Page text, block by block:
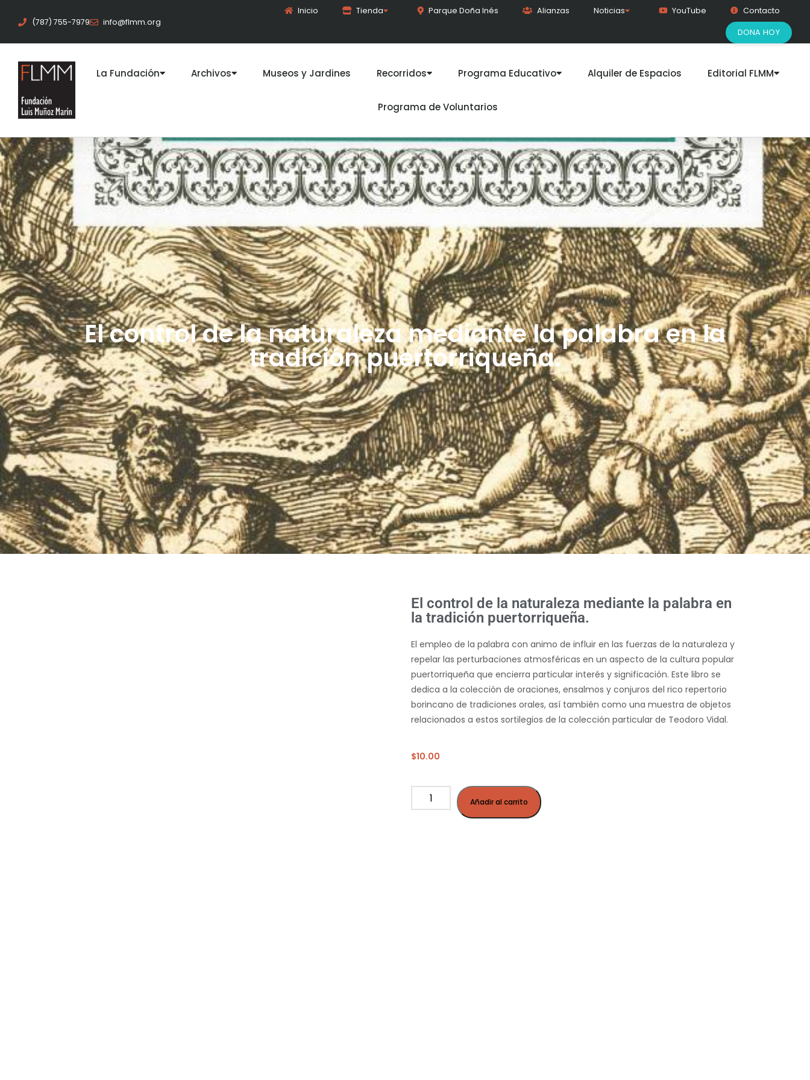
(787) 755-7979 info@flmm.org
Inicio Tienda Parque Doña Inés Alianzas Noticias YouTube Contacto
DONA HOY
La Fundación Archivos Museos y Jardines Recorridos Programa Educativo Alquiler de Espacios Editorial FLMM
Programa de Voluntarios
El control de la naturaleza mediante la palabra en la
tradición puertorriqueña.
El control de la naturaleza mediante la palabra en
la tradición puertorriqueña.
El empleo de la palabra con animo de influir en las fuerzas de la naturaleza y
repelar las perturbaciones atmosféricas en un aspecto de la cultura popular
puertorriqueña que encierra particular interés y significación. Este libro se
dedica a la colección de oraciones, ensalmos y conjuros del rico repertorio
borincano de tradiciones orales, así también como una muestra de objetos
relacionados a estos sortilegios de la colección particular de Teodoro Vidal.
$10.00
Añadir al carrito